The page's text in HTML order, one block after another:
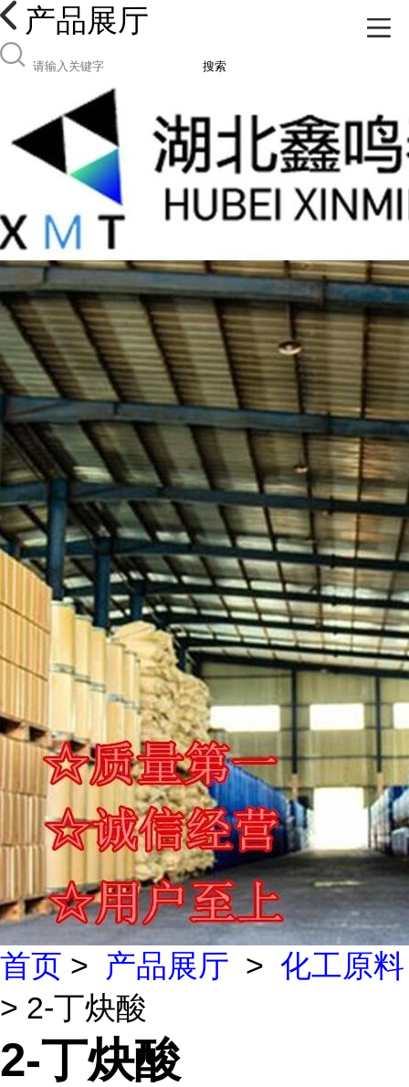
产品展厅
搜索
首页 > 产品展厅 > 化工原料
> 2-丁炔酸
2-丁炔酸